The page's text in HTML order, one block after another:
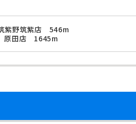
紫野筑紫店 546m
原田店 1645m